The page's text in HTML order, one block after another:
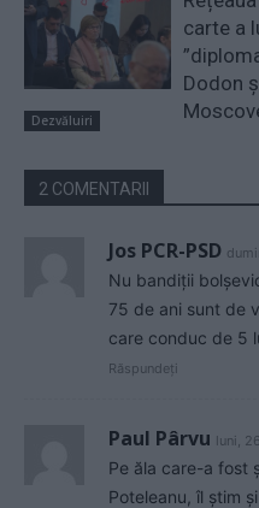
Dezvăluiri
carte a
Dodon
2 COMENTARII
Jos PCR-PSD
Nu bandiții
75 de ani sunt de
care conduc de 5
Răspundeți
Paul Pârvu luni,
Pe ăla care-a fost
Poteleanu, îl știm